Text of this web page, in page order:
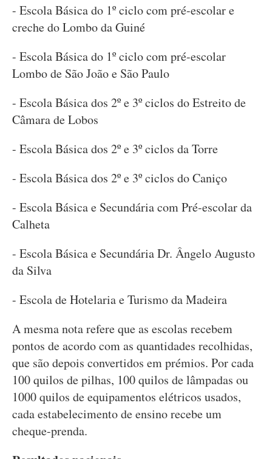
- Escola Básica do 1º ciclo com pré-escolar e
creche do Lombo da Guiné
- Escola Básica do 1º ciclo com pré-escolar
Lombo de São João e São Paulo
- Escola Básica dos 2º e 3º ciclos do Estreito de
Câmara de Lobos
- Escola Básica dos 2º e 3º ciclos da Torre
- Escola Básica dos 2º e 3º ciclos do Caniço
- Escola Básica e Secundária com Pré-escolar da
Calheta
- Escola Básica e Secundária Dr. Ângelo Augusto
da Silva
- Escola de Hotelaria e Turismo da Madeira
A mesma nota refere que as escolas recebem
pontos de acordo com as quantidades recolhidas,
que são depois convertidos em prémios. Por cada
100 quilos de pilhas, 100 quilos de lâmpadas ou
1000 quilos de equipamentos elétricos usados,
cada estabelecimento de ensino recebe um
cheque-prenda.